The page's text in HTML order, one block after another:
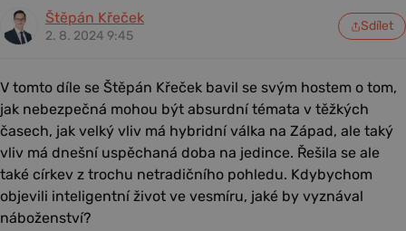
Štěpán Křeček
2. 8. 2024 9:45
Sdílet
V tomto díle se Štěpán Křeček bavil se svým hostem o tom,
jak nebezpečná mohou být absurdní témata v těžkých
časech, jak velký vliv má hybridní válka na Západ, ale taký
vliv má dnešní uspěchaná doba na jedince. Řešila se ale
také církev z trochu netradičního pohledu. Kdybychom
objevili inteligentní život ve vesmíru, jaké by vyznával
náboženství?